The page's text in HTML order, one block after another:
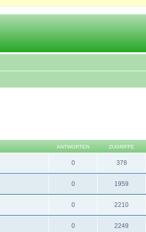
ANTWORTEN ZUGRIFFE
0 378
0 1959
0 2210
0 2249